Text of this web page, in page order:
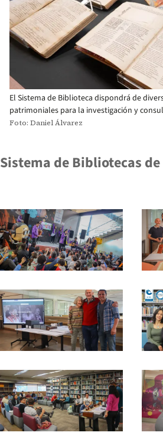
El Sistema de Biblioteca dispondrá de
patrimoniales para la investigación y
uniandina e investigadores externos.
Foto: Daniel Álvarez
Sistema de Bibliotecas de